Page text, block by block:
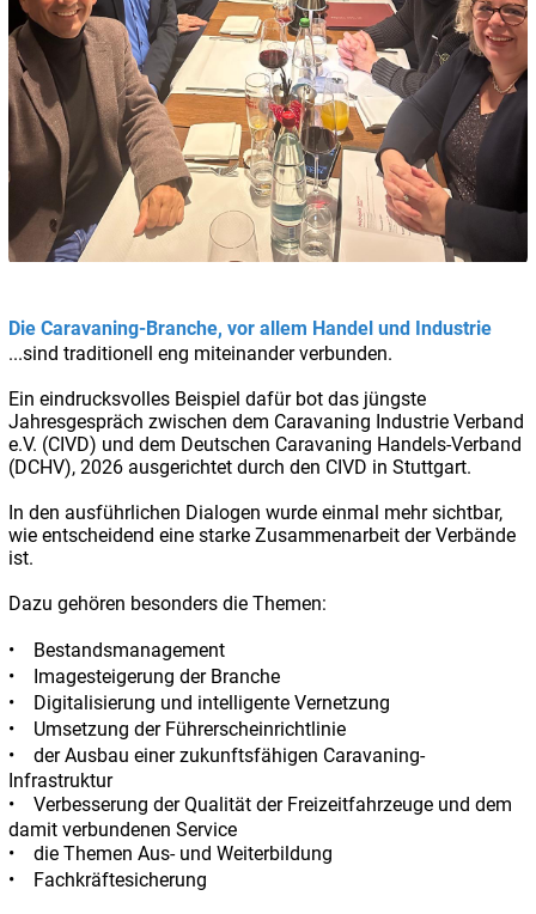
Die Caravaning-Branche, vor allem Handel und Industrie
...sind traditionell eng miteinander verbunden.
Ein eindrucksvolles Beispiel dafür bot das jüngste
Jahresgespräch zwischen dem Caravaning Industrie Verband
e.V. (CIVD) und dem Deutschen Caravaning Handels-Verband
(DCHV), 2026 ausgerichtet durch den CIVD in Stuttgart.
In den ausführlichen Dialogen wurde einmal mehr sichtbar,
wie entscheidend eine starke Zusammenarbeit der Verbände
ist.
Dazu gehören besonders die Themen:
•
Bestandsmanagement
•
Imagesteigerung der Branche
•
Digitalisierung und intelligente Vernetzung
•
Umsetzung der Führerscheinrichtlinie
•
der Ausbau einer zukunftsfähigen Caravaning-
Infrastruktur
•
Verbesserung der Qualität der Freizeitfahrzeuge und dem
damit verbundenen Service
•
die Themen Aus- und Weiterbildung
•
Fachkräftesicherung